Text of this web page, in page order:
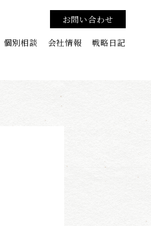
お問い合わせ
個別相談 会社情報 戦略日記